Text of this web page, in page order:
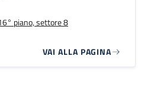
piano, settore 8
VAI ALLA PAGINA